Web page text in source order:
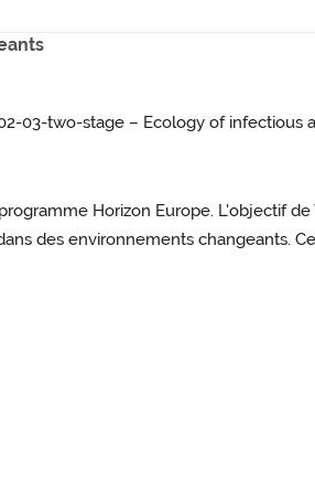
03-two-stage – Ecology of infectious
Horizon Europe. L'objectif de
des environnements changeants.